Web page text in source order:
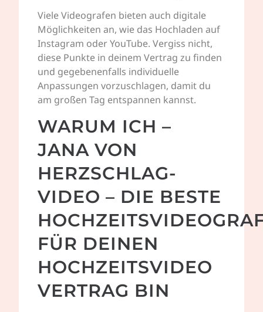
Viele Videografen bieten auch digitale
Möglichkeiten an, wie das Hochladen auf
Instagram oder YouTube. Vergiss nicht,
diese Punkte in deinem Vertrag zu finden
und gegebenenfalls individuelle
Anpassungen vorzuschlagen, damit du
am großen Tag entspannen kannst.
WARUM ICH –
JANA VON
HERZSCHLAG-
VIDEO – DIE BESTE
FÜR DEINEN
HOCHZEITSVIDEO
VERTRAG BIN